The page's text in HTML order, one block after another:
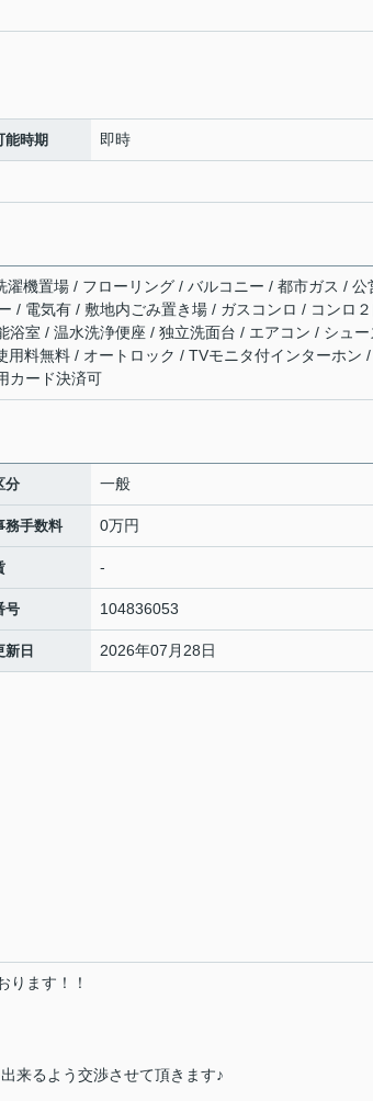
能時期 即時
機置場 / フローリング / バルコニー / 都市ガス / 公
/ 電気有 / 敷地内ごみ置き場 / ガスコンロ / コンロ２
室 / 温水洗浄便座 / 独立洗面台 / エアコン / シュー
料無料 / オートロック / TVモニタ付インターホン
カード決済可
分 一般
務手数料 0万円
-
号 104836053
新日 2026年07月28日
ります！！
来るよう交渉させて頂きます♪